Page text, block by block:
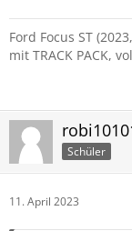
Ford Focus ST
mit TRACK PACK,
Schüler
11. April 2023